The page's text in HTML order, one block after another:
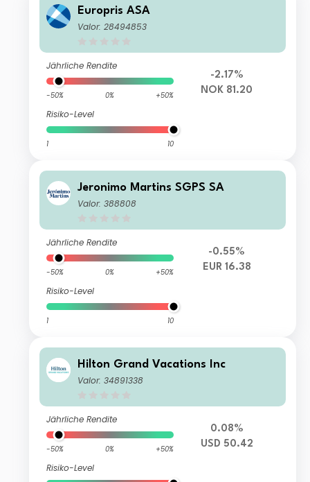
Europris ASA
Valor: 28494853
Jährliche Rendite
-50% 0% +50%
Risiko-Level
1 10
-2.17%
NOK 81.20
Jeronimo Martins SGPS SA
Valor: 388808
Jährliche Rendite
-50% 0% +50%
Risiko-Level
1 10
-0.55%
EUR 16.38
Hilton Grand Vacations Inc
Valor: 34891338
Jährliche Rendite
-50% 0% +50%
Risiko-Level
0.08%
USD 50.42